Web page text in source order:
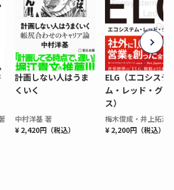
計画しない人はうま
くいく
中村洋基 著
¥ 2,420円（税込）
ELG（エコシステ
ム・レッド・グロ
ス）
梅木俊成・井上拓海
¥ 2,200円（税込）